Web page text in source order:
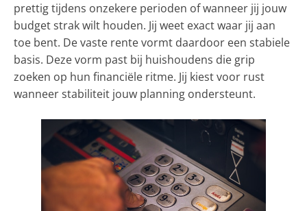
prettig tijdens onzekere perioden of wanneer jij jouw
budget strak wilt houden. Jij weet exact waar jij aan
toe bent. De vaste rente vormt daardoor een stabiele
basis. Deze vorm past bij huishoudens die grip
zoeken op hun financiële ritme. Jij kiest voor rust
wanneer stabiliteit jouw planning ondersteunt.